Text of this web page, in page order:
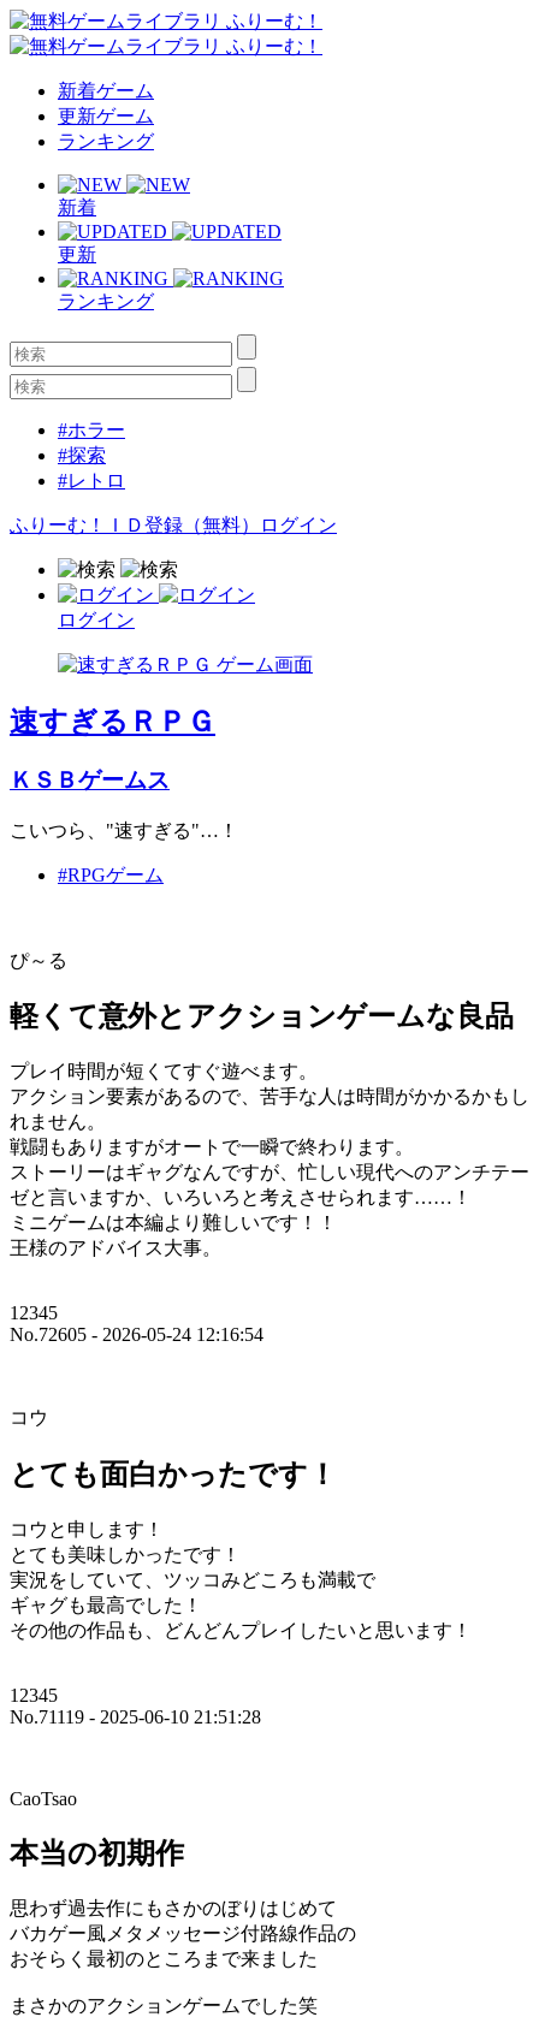
新着ゲーム
更新ゲーム
ランキング
新着
更新
ランキング
#ホラー
#探索
#レトロ
ふりーむ！ＩＤ登録（無料） ログイン
ログイン
速すぎるＲＰＧ
ＫＳＢゲームス
こいつら、"速すぎる"…！
#RPGゲーム
ぴ～る
軽くて意外とアクションゲームな良品
プレイ時間が短くてすぐ遊べます。
アクション要素があるので、苦手な人は時間がかかるかもし
れません。
戦闘もありますがオートで一瞬で終わります。
ストーリーはギャグなんですが、忙しい現代へのアンチテー
ゼと言いますか、いろいろと考えさせられます……！
ミニゲームは本編より難しいです！！
王様のアドバイス大事。
12345
No.72605 - 2026-05-24 12:16:54
コウ
とても面白かったです！
コウと申します！
とても美味しかったです！
実況をしていて、ツッコみどころも満載で
ギャグも最高でした！
その他の作品も、どんどんプレイしたいと思います！
12345
No.71119 - 2025-06-10 21:51:28
CaoTsao
本当の初期作
思わず過去作にもさかのぼりはじめて
バカゲー風メタメッセージ付路線作品の
おそらく最初のところまで来ました
まさかのアクションゲームでした笑